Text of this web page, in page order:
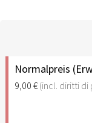
Normalpreis
9,00 €(incl. diritti di